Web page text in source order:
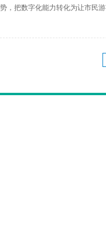
势，把数字化能力转化为让市民